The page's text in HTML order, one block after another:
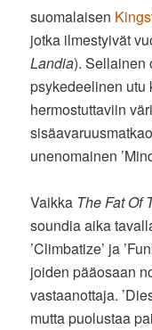
suomalaisen
jotka ilmestyivät
Landia). Sellainen
psykedeelinen utu
hermostuttaviin
unenomainen
Vaikka The Fat Of
soundia aika
’Climbatize’ ja
joiden pääosaan
vastaanottaja.
mutta puolustaa